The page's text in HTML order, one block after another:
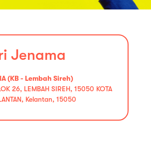
Jenama
(KB - Lembah Sireh)
26, LEMBAH SIREH, 15050 KOTA
Kelantan, 15050